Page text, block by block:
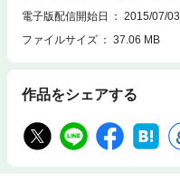
電子版配信開始日
2015/07/03
ファイルサイズ
37.06 MB
作品をシェアする